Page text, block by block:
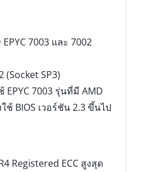
7003 และ 7002
(Socket SP3)
EPYC 7003 รุ่นที่มี AMD
ช้ BIOS เวอร์ชัน 2.3 ขึ้นไป
Registered ECC สูงสุด